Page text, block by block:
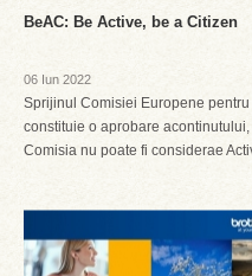
BeAC: Be Active, be a Citizen
06 Iun 2022
Sprijinul Comisiei Europene
constituie o aprobare
Comisia nu poate fi considerae